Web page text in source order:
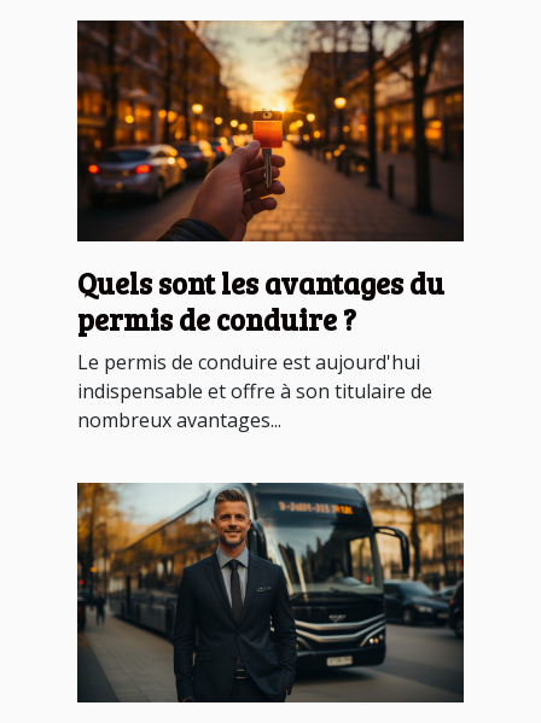
Quels sont les avantages du
permis de conduire ?
Le permis de conduire est aujourd'hui
indispensable et offre à son titulaire de
nombreux avantages...